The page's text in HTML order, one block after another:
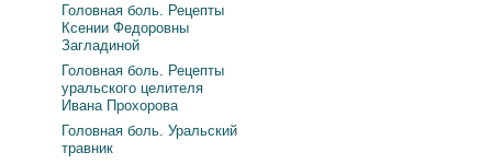
Головная боль. Рецепты
Ксении Федоровны
Загладиной
Головная боль. Рецепты
уральского целителя
Ивана Прохорова
Головная боль. Уральский
травник